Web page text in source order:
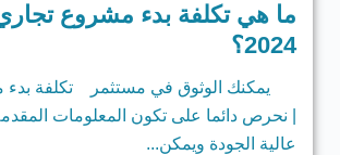
ما هي تكلفة بدء مشروع
2024؟
يمكنك الوثوق في مستثمر تكلفة بدء
| نحرص دائما على تكون المعلومات
عالية الجودة ويمكن...